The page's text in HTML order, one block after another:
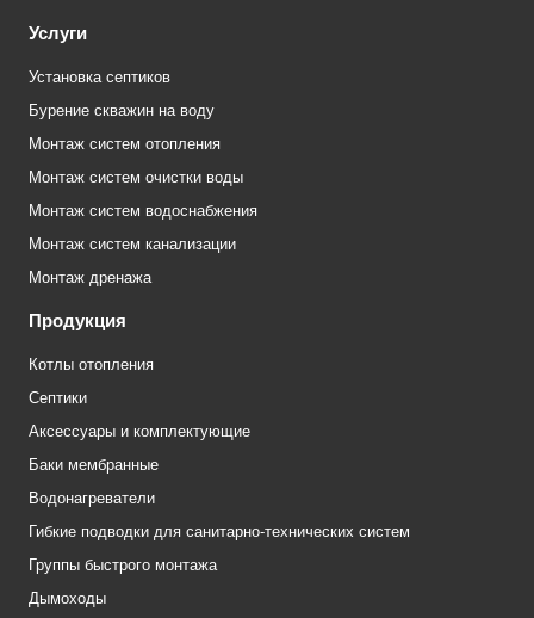
Услуги
Установка септиков
Бурение скважин на воду
Монтаж систем отопления
Монтаж систем очистки воды
Монтаж систем водоснабжения
Монтаж систем канализации
Монтаж дренажа
Продукция
Котлы отопления
Септики
Аксессуары и комплектующие
Баки мембранные
Водонагреватели
Гибкие подводки для санитарно-технических систем
Группы быстрого монтажа
Дымоходы